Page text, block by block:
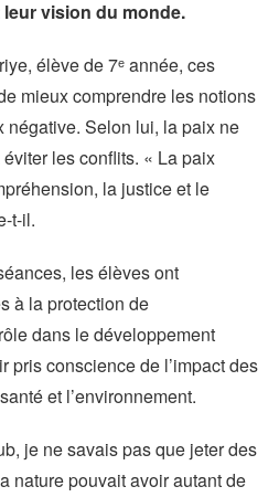
vision du monde.
élève de 7ᵉ année, ces
mieux comprendre les notions
négative. Selon lui, la paix ne
les conflits. « La paix
la justice et le
t-il.
les élèves ont
à la protection de
dans le développement
pris conscience de l’impact des
et l’environnement.
je ne savais pas que jeter des
nature pouvait avoir autant de